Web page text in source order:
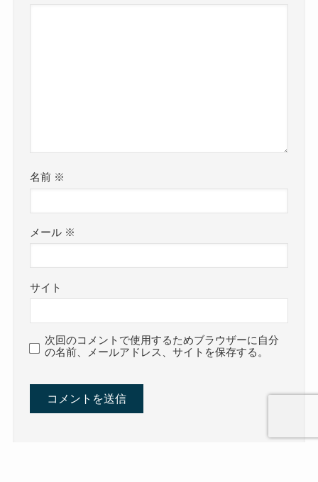
名前 ※
メール ※
サイト
次回のコメントで使用するためブラウザーに自分
の名前、メールアドレス、サイトを保存する。